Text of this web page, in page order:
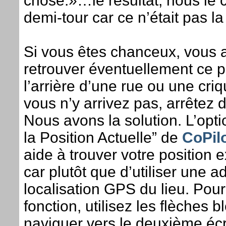
demi-tour car ce n’était pas
Si vous êtes chanceux, vous
retrouver éventuellement ce
l’arrière d’une rue ou une
vous n’y arrivez pas, arrêtez
Nous avons la solution.
la Position Actuelle” de
aide à trouver votre position
car plutôt que d’utiliser une
localisation GPS du lieu.
fonction, utilisez les flèches